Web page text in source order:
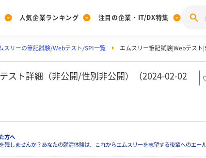
[27卒] 本選考体験記投稿キャンペーン
人気企業ランキング
を見る
みんなのDX企業就職ブランド調査
注目の企業・IT/DX特集
特集
う！業界・企業研究
スリーの筆記試験/Webテスト/SPI一覧 エムスリー筆記試験|Webテスト
スト詳細（非公開/性別非公開）（2024-02-02
方へ
残しませんか？あなたの就活体験は、これからエムスリーを志望する後輩へのエー